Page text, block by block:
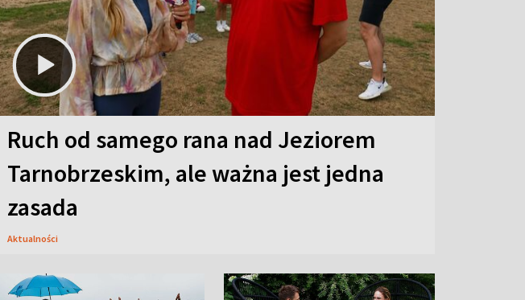
Ruch od samego rana nad Jeziorem
Tarnobrzeskim, ale ważna jest jedna
zasada
Aktualności